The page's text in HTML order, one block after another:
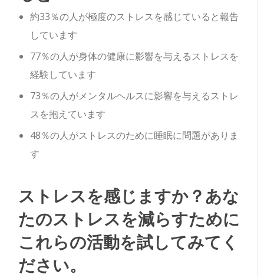
約33％の人が極度のストレスを感じていると報告
しています
77％の人が身体の健康に影響を与えるストレスを
経験しています
73％の人がメンタルヘルスに影響を与えるストレ
スを抱えています
48％の人がストレスのために睡眠に問題がありま
す
ストレスを感じますか？あな
たのストレスを減らすために
これらの活動を試してみてく
ださい。